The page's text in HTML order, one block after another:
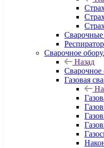
Сварочное
Назад
Сварочное
Газовая